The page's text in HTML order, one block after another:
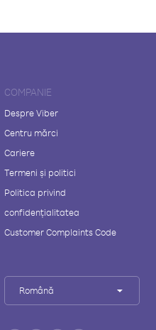
COMPANIE
Despre Viber
Centru mărci
Cariere
Termeni și politici
Politica privind
confidențialitatea
Customer Complaints Code
Română